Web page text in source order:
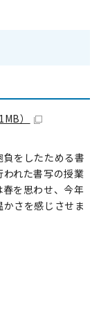
）
をしたためる書
れた書写の授業
を思わせ、今年
さを感じさせま